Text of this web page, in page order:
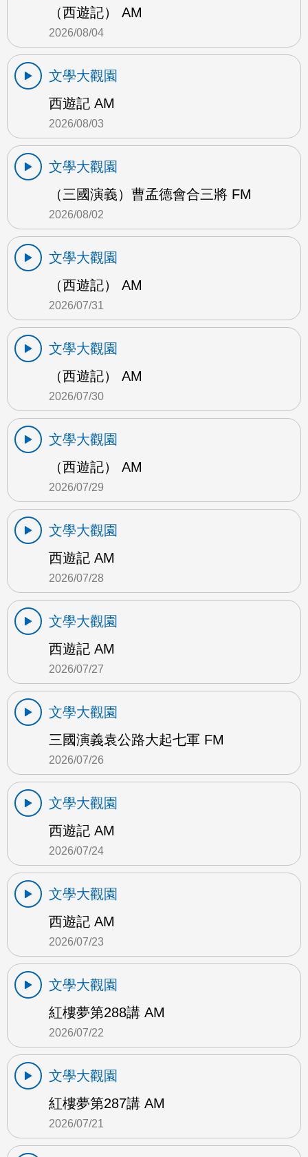
（西遊記） AM
2026/08/04
文學大觀園
西遊記 AM
2026/08/03
文學大觀園
（三國演義）曹孟德會合三將 FM
2026/08/02
文學大觀園
（西遊記） AM
2026/07/31
文學大觀園
（西遊記） AM
2026/07/30
文學大觀園
（西遊記） AM
2026/07/29
文學大觀園
西遊記 AM
2026/07/28
文學大觀園
西遊記 AM
2026/07/27
文學大觀園
三國演義袁公路大起七軍 FM
2026/07/26
文學大觀園
西遊記 AM
2026/07/24
文學大觀園
西遊記 AM
2026/07/23
文學大觀園
紅樓夢第288講 AM
2026/07/22
文學大觀園
紅樓夢第287講 AM
2026/07/21